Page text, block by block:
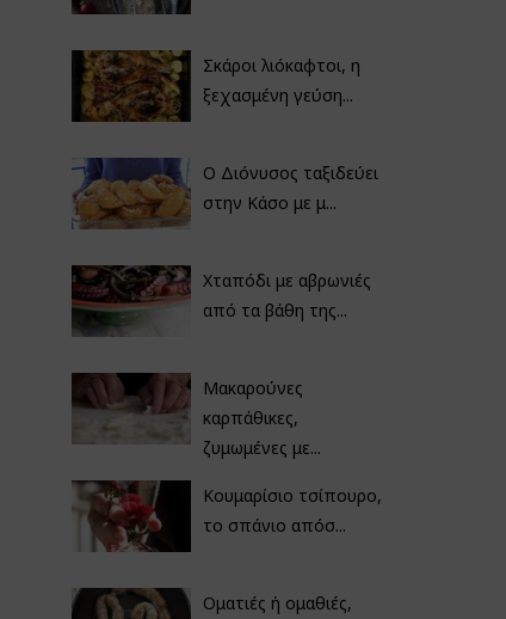
Σκάροι λιόκαφτοι, η
ξεχασμένη γεύση...
Ο Διόνυσος ταξιδεύει
στην Κάσο με μ...
Χταπόδι με αβρωνιές
από τα βάθη της...
Μακαρούνες
καρπάθικες,
ζυμωμένες με...
Κουμαρίσιο τσίπουρο,
το σπάνιο απόσ...
Οματιές ή ομαθιές,